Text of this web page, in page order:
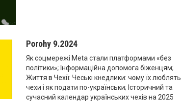
Porohy 9.2024
Як соцмережі Meta стали платформами «без
політики»; Інформаційна допомога біженцям;
Життя в Чехії: Чеські кнедлики: чому їх люблять
чехи і як подати по-українськи; Історичний та
сучасний календар українських чехів на 2025